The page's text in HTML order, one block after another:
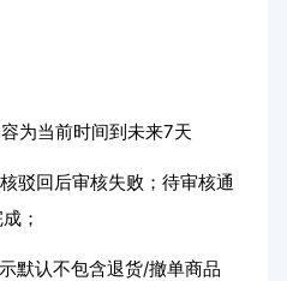
为当前时间到未来7天
驳回后审核失败；待审核通
；
默认不包含退货/撤单商品